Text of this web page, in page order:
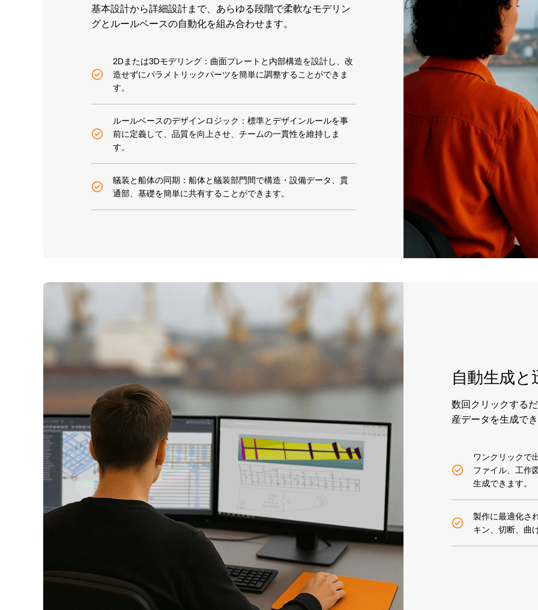
基本設計から詳細設計まで、あらゆる段階で柔軟なモデリン
グとルールベースの自動化を組み合わせます。
2Dまたは3Dモデリング：曲面プレートと内部構造を設計し、改
造せずにパラメトリックパーツを簡単に調整することができま
す。
ルールベースのデザインロジック：標準とデザインルールを事
前に定義して、品質を向上させ、チームの一貫性を維持しま
す。
艤装と船体の同期：船体と艤装部門間で構造・設備データ、貫
通部、基礎を簡単に共有することができます。
自動生成
数回クリックする
産データを生成で
ワンクリックで
ファイル、工作
生成できます。
製作に最適化さ
キン、切断、曲